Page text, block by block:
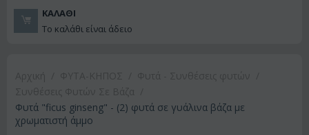
ΚΑΛΆΘΙ
Το καλάθι είναι άδειο
Φυτά "ficus ginseng" - (2) φυτά σε γυάλινα βάζα με
χρωματιστή άμμο